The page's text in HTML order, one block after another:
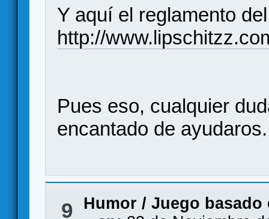
Y aquí el reglamento
http://
Pues eso, cualquier
encantado de ayudaros.
9 Humor / Juego basado